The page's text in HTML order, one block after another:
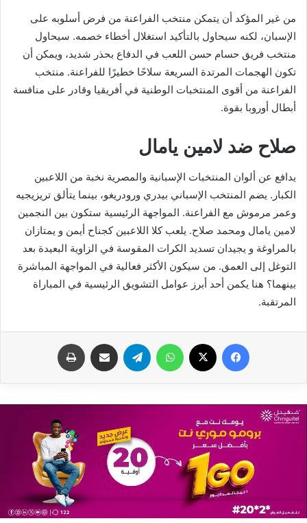
من غير المؤكد أن يتمكن منتخب الفراعنة من فرض أسلوبه على
الإسبان، لكنه سيحاول بالتأكيد استغلال أخطاء خصمه. سيحاول
منتخب فريق حسام حسن اللعب في الدفاع بحذر شديد، ويمكن أن
تكون الهجمات المرتدة السريعة سلاحًا خطيرًا للفراعنة. منتخب
الفراعنة من أقوى المنتخبات الوطنية في أفريقيا وقادر على منافسة
أبطال أوروبا بقوة.
صلاح ضد لامين يامال
يدافع عن ألوان المنتخبات الإسبانية والمصرية نخبة من اللاعبين
الكبار. يضم المنتخب الإسباني بيدري ورودريغو، بينما يتألق تريزيجيه
وعمر مرموش مع الفراعنة. المواجهة الرئيسية ستكون بين النجمين
لامين يامال ومحمد صلاح. يلعب كلا اللاعبين كجناح أيمن و يمتازان
بالمراوغة و يجيدان تسديد الكرات المقوسة في الزاوية البعيدة بعد
التوغل إلى العمق. من سيكون الأكثر فعالية في المواجهة المباشرة
بينهما؟ هنا يكمن أحد أبرز عوامل التشويق الرئيسية في المباراة
المرتقبة.
فيسبوك واتساب تيلقرام مشاركة عبر البريد